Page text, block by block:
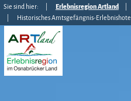
Sie sind hier: Erlebnisregion Artland
Historisches Amtsgefängnis-Erlebnishotel